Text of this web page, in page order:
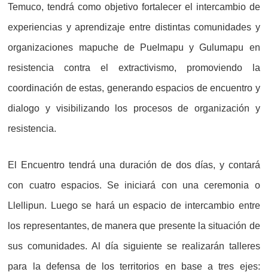
Temuco, tendrá como objetivo fortalecer el intercambio de
experiencias y aprendizaje entre distintas comunidades y
organizaciones mapuche de Puelmapu y Gulumapu en
resistencia contra el extractivismo, promoviendo la
coordinación de estas, generando espacios de encuentro y
dialogo y visibilizando los procesos de organización y
resistencia.
El Encuentro tendrá una duración de dos días, y contará
con cuatro espacios. Se iniciará con una ceremonia o
Llellipun. Luego se hará un espacio de intercambio entre
los representantes, de manera que presente la situación de
sus comunidades. Al día siguiente se realizarán talleres
para la defensa de los territorios en base a tres ejes: